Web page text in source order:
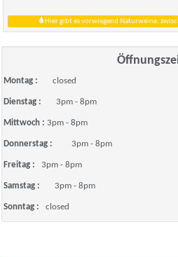
Hier gibt es vorwiegend Naturweine,
Montag : closed
Dienstag : 3pm - 8pm
Mittwoch : 3pm - 8pm
Donnerstag : 3pm - 8pm
Freitag : 3pm - 8pm
Samstag : 3pm - 8pm
Sonntag : closed